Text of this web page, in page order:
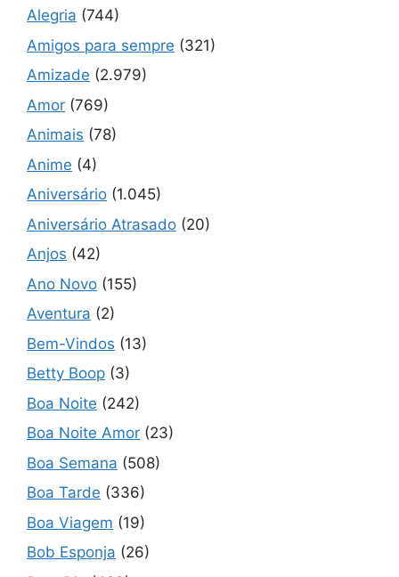
Alegria (744)
Amigos para sempre (321)
Amizade (2.979)
Amor (769)
Animais (78)
Anime (4)
Aniversário (1.045)
Aniversário Atrasado (20)
Anjos (42)
Ano Novo (155)
Aventura (2)
Bem-Vindos (13)
Betty Boop (3)
Boa Noite (242)
Boa Noite Amor (23)
Boa Semana (508)
Boa Tarde (336)
Boa Viagem (19)
Bob Esponja (26)